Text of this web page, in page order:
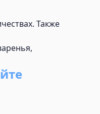
Также